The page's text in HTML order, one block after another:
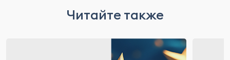
Читайте также